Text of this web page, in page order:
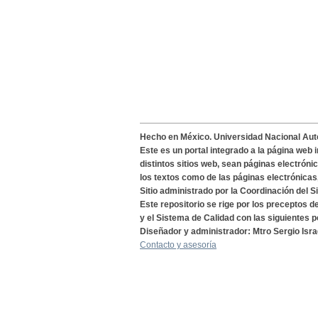
Hecho en México. Universidad Nacional
Este es un portal integrado a la página
distintos sitios web, sean páginas
los textos como de las páginas
Sitio administrado por la Coordinación del
Este repositorio se rige por los preceptos
y el Sistema de Calidad con las siguientes
Diseñador y administrador: Mtro Sergio
Contacto y asesoría